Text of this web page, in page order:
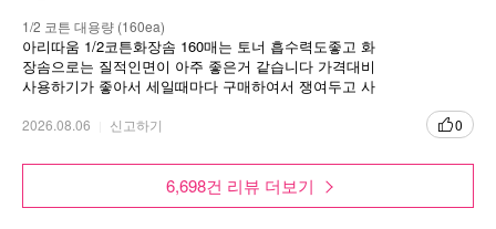
보풀이나 변형이 적고, 화장수를 그대로 뱉어내는 스킨케어 전용 화장솜
1/2 코튼 대용량 (160ea)
아리따움 1/2코튼화장솜 160매는 토너 흡수력도좋고 화
장솜으로는 질적인면이 아주 좋은거 같습니다 가격대비
사용하기가 좋아서 세일때마다 구매하여서 쟁여두고 사
2026.08.06 신고하기 0
6,698건 리뷰 더보기